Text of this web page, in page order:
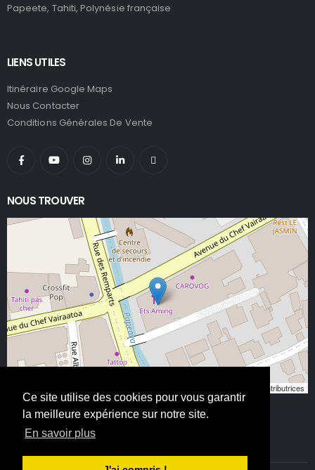
Ce site utilise des cookies pour vous garantir
la meilleure expérience sur notre site.
En savoir plus
Papeete, Tahiti, Polynésie française
LIENS UTILES
Itinéraire Google Maps
Nous Contacter
Conditions Générales De Vente
NOUS TROUVER
contributeurs/contributrices